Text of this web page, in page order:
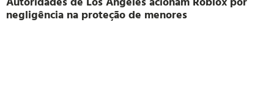
negligência na proteção de menores